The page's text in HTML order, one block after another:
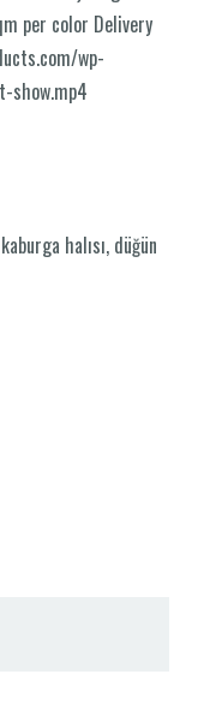
per color Delivery
wp-
show.mp4
kaburga halısı, düğün